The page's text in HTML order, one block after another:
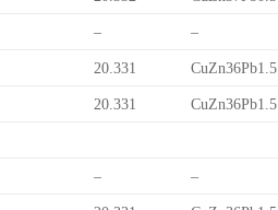
– –
20.331 CuZn36Pb1.5
20.331 CuZn36Pb1.5
– –